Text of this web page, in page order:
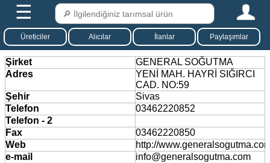
☰
Üreticiler Alıcılar İlanlar Paylaşımlar
Şirket
GENERAL SOĞUTMA
Adres
YENİ MAH. HAYRİ SIĞIRCI
CAD. NO:59
Şehir
Sivas
Telefon
03462220852
Telefon - 2
Fax
03462220850
Web
http://
e-mail
info@generalsogutma.com